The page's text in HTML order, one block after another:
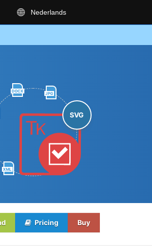
Nederlands
DOCX
JPG
XML
SVG
Pricing Buy